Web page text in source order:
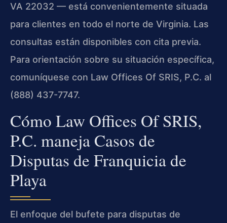
VA 22032 — está convenientemente situada
para clientes en todo el norte de Virginia. Las
consultas están disponibles con cita previa.
Para orientación sobre su situación específica,
comuníquese con Law Offices Of SRIS, P.C. al
(888) 437-7747.
Cómo Law Offices Of SRIS,
P.C. maneja Casos de
Disputas de Franquicia de
Playa
El enfoque del bufete para disputas de